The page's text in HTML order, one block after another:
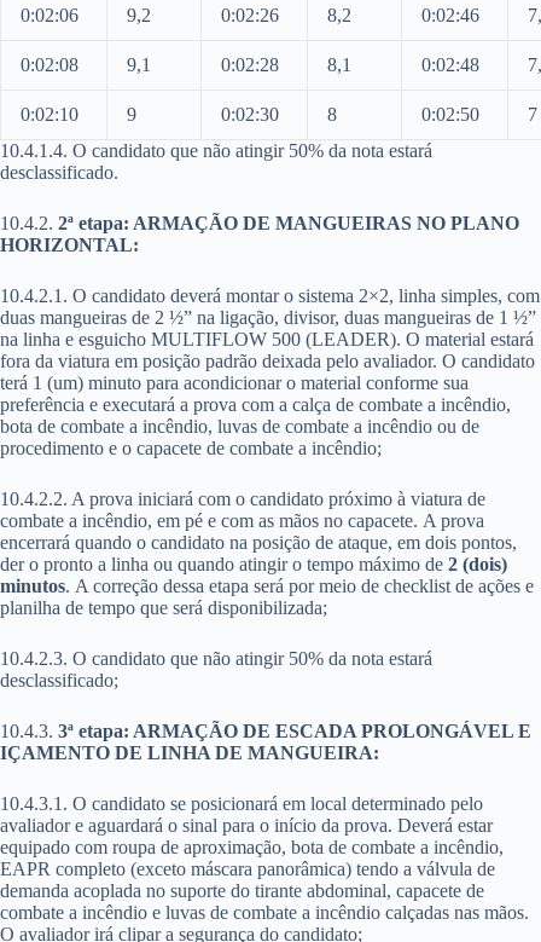
0:02:06 9,2 0:02:26 8,2 0:02:46
0:02:08 9,1 0:02:28 8,1 0:02:48
0:02:10 9 0:02:30 8 0:02:50
7
10.4.1.4. O candidato que não atingir 50% da nota estará
desclassificado.
10.4.2. 2ª etapa: ARMAÇÃO DE MANGUEIRAS NO PLANO
HORIZONTAL:
10.4.2.1. O candidato deverá montar o sistema 2×2, linha simples, com
duas mangueiras de 2 ½” na ligação, divisor, duas mangueiras de 1 ½”
na linha e esguicho MULTIFLOW 500 (LEADER). O material estará
fora da viatura em posição padrão deixada pelo avaliador. O candidato
terá 1 (um) minuto para acondicionar o material conforme sua
preferência e executará a prova com a calça de combate a incêndio,
bota de combate a incêndio, luvas de combate a incêndio ou de
procedimento e o capacete de combate a incêndio;
10.4.2.2. A prova iniciará com o candidato próximo à viatura de
combate a incêndio, em pé e com as mãos no capacete. A prova
encerrará quando o candidato na posição de ataque, em dois pontos,
der o pronto a linha ou quando atingir o tempo máximo de 2 (dois)
minutos. A correção dessa etapa será por meio de checklist de ações e
planilha de tempo que será disponibilizada;
10.4.2.3. O candidato que não atingir 50% da nota estará
desclassificado;
10.4.3. 3ª etapa: ARMAÇÃO DE ESCADA PROLONGÁVEL E
IÇAMENTO DE LINHA DE MANGUEIRA:
10.4.3.1. O candidato se posicionará em local determinado pelo
avaliador e aguardará o sinal para o início da prova. Deverá estar
equipado com roupa de aproximação, bota de combate a incêndio,
EAPR completo (exceto máscara panorâmica) tendo a válvula de
demanda acoplada no suporte do tirante abdominal, capacete de
combate a incêndio e luvas de combate a incêndio calçadas nas mãos.
O avaliador irá clipar a segurança do candidato;